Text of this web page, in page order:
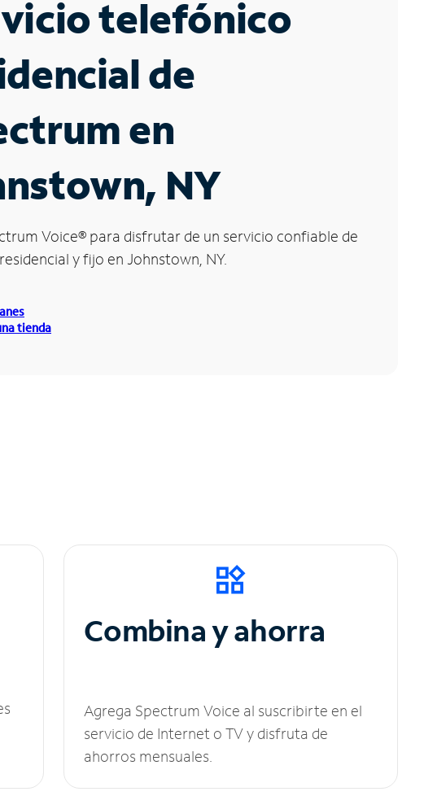
telefónico
de
en
NY
Voice® para disfrutar de un servicio confiable de
y fijo en Johnstown, NY.
tienda
Combina y ahorra
Agrega Spectrum Voice al suscribirte en el
servicio de Internet o TV y disfruta de
ahorros mensuales.